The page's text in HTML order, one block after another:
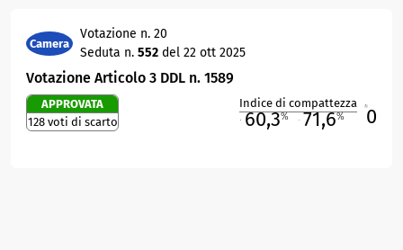
Camera
Votazione n. 20
Seduta n. 552 del 22 ott 2025
Votazione Articolo 3 DDL n. 1589
APPROVATA
128 voti di scarto
Indice di compattezza
60,3% 71,6% 0